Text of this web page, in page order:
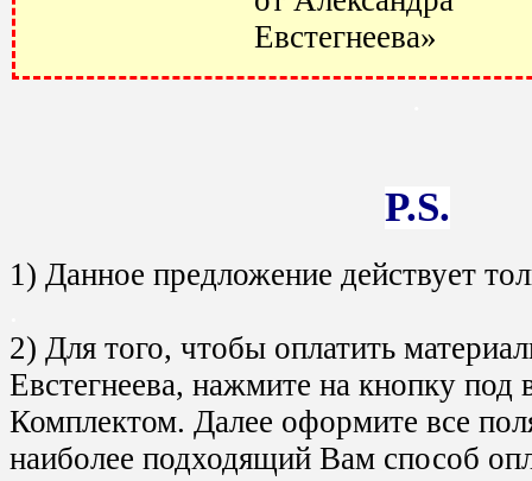
Евстегнеева»
P.S.
1) Данное предложение действует
2) Для того, чтобы оплатить
Евстегнеева, нажмите на кнопку
Комплектом. Далее оформите все
наиболее подходящий Вам способ